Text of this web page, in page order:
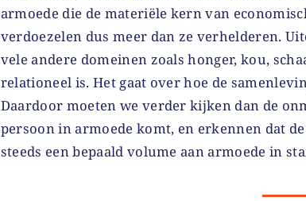
armoede die de materiële kern van
verdoezelen dus meer dan ze verhelderen.
vele andere domeinen zoals honger, kou,
relationeel is. Het gaat over hoe de
Daardoor moeten we verder kijken dan de
persoon in armoede komt, en erkennen dat
steeds een bepaald volume aan armoede in